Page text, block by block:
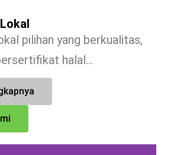
pilihan yang berkualitas,
halal…